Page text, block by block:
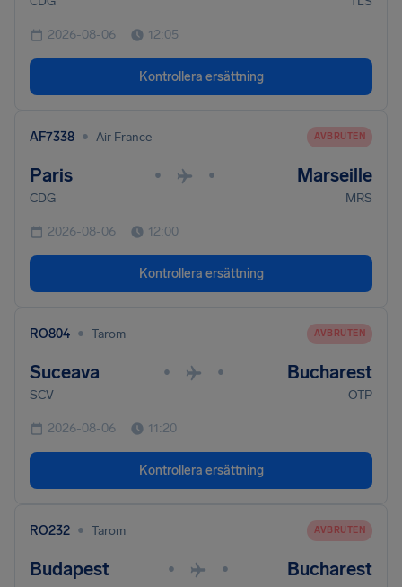
2026-08-06 12:05
Kontrollera ersättning
AF7338 • Air France AVBRUTEN
Paris • • Marseille
CDG MRS
2026-08-06 12:00
Kontrollera ersättning
RO804 • Tarom AVBRUTEN
Suceava • • Bucharest
SCV OTP
2026-08-06 11:20
Kontrollera ersättning
RO232 • Tarom AVBRUTEN
Budapest • • Bucharest